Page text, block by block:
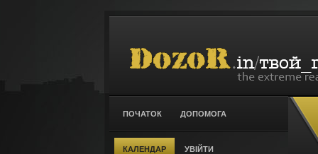
ПОЧАТОК ДОПОМОГА
КАЛЕНДАР УВІЙТИ